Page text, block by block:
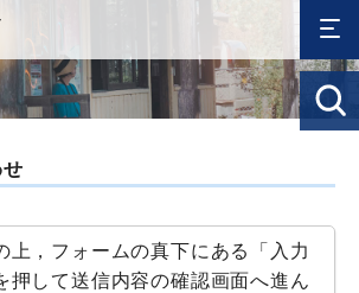
上，フォームの真下にある「入力
押して送信内容の確認画面へ進ん